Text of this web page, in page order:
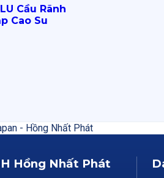
Cầu Rãnh
Cao Su
Hồng Nhất Phát